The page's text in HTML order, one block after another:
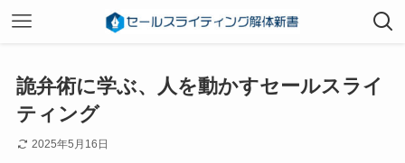
詭弁術に学ぶ、人を動かすセールスライ
ティング
2025年5月16日